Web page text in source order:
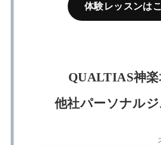
体験レッスンは
QUALTIAS神楽
他社パーソナル